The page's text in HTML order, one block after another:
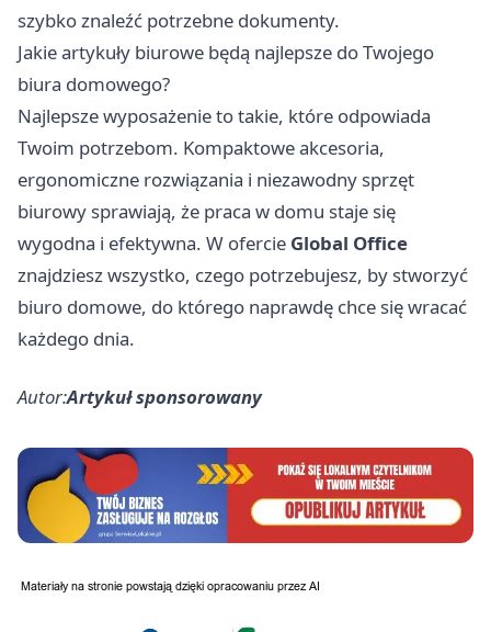
szybko znaleźć potrzebne dokumenty.
Jakie artykuły biurowe będą najlepsze do Twojego
biura domowego?
Najlepsze wyposażenie to takie, które odpowiada
Twoim potrzebom. Kompaktowe akcesoria,
ergonomiczne rozwiązania i niezawodny sprzęt
biurowy sprawiają, że praca w domu staje się
wygodna i efektywna. W ofercie Global Office
znajdziesz wszystko, czego potrzebujesz, by stworzyć
biuro domowe, do którego naprawdę chce się wracać
każdego dnia.
Autor:Artykuł sponsorowany